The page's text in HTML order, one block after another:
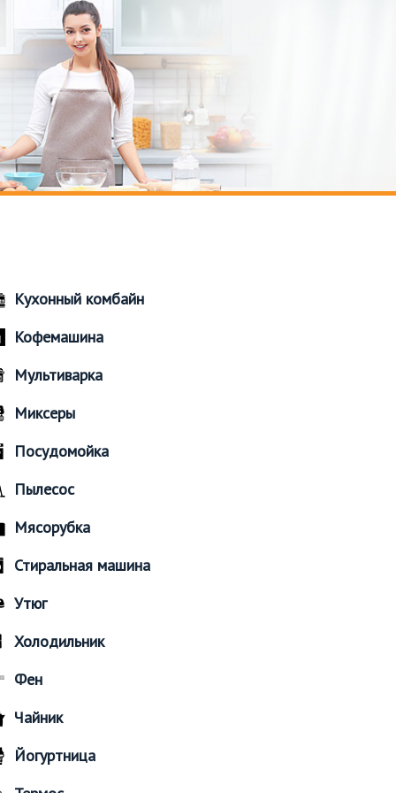
Кухонный комбайн
Кофемашина
Мультиварка
Миксеры
Посудомойка
Пылесос
Мясорубка
Стиральная машина
Утюг
Холодильник
Фен
Чайник
Йогуртница